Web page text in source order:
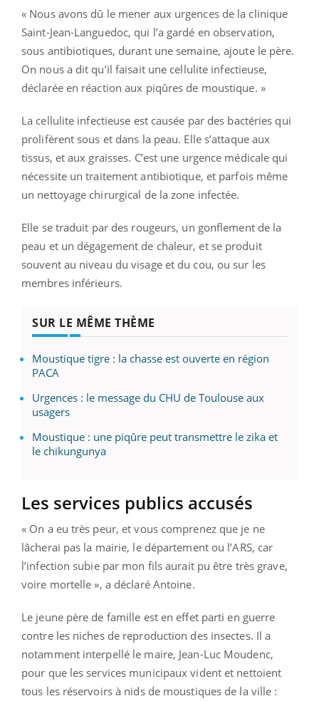
« Nous avons dû le mener aux urgences de la clinique
Saint-Jean-Languedoc, qui l’a gardé en observation,
sous antibiotiques, durant une semaine, ajoute le père.
On nous a dit qu’il faisait une cellulite infectieuse,
déclarée en réaction aux piqûres de moustique. »
La cellulite infectieuse est causée par des bactéries qui
prolifèrent sous et dans la peau. Elle s’attaque aux
tissus, et aux graisses. C’est une urgence médicale qui
nécessite un traitement antibiotique, et parfois même
un nettoyage chirurgical de la zone infectée.
Elle se traduit par des rougeurs, un gonflement de la
peau et un dégagement de chaleur, et se produit
souvent au niveau du visage et du cou, ou sur les
membres inférieurs.
SUR LE MÊME THÈME
Moustique tigre : la chasse est ouverte en région
PACA
Urgences : le message du CHU de Toulouse aux
usagers
Moustique : une piqûre peut transmettre le zika et
le chikungunya
Les services publics accusés
« On a eu très peur, et vous comprenez que je ne
lâcherai pas la mairie, le département ou l’ARS, car
l’infection subie par mon fils aurait pu être très grave,
voire mortelle », a déclaré Antoine.
Le jeune père de famille est en effet parti en guerre
contre les niches de reproduction des insectes. Il a
notamment interpellé le maire, Jean-Luc Moudenc,
pour que les services municipaux vident et nettoient
tous les réservoirs à nids de moustiques de la ville :